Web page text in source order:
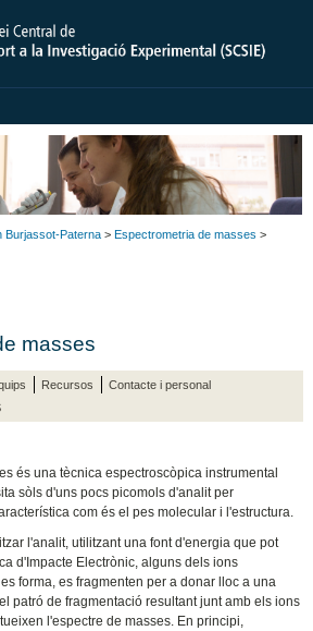
Burjassot-Paterna > Espectrometria de masses >
masses
Recursos
Contacte i personal
és una tècnica espectroscòpica instrumental
sòls d'uns pocs picomols d'analit per
com és el pes molecular i l'estructura.
l'analit, utilitzant una font d'energia que pot
d'Impacte Electrònic, alguns dels ions
forma, es fragmenten per a donar lloc a una
patró de fragmentació resultant junt amb els ions
l'espectre de masses. En principi,